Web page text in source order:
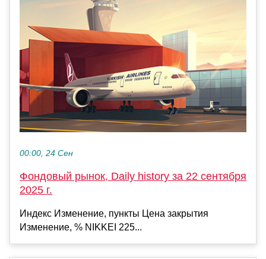
00:00, 24 Сен
Фондовый рынок, Daily history за 22 сентября
2025 г.
Индекс Изменение, пункты Цена закрытия
Изменение, % NIKKEI 225...